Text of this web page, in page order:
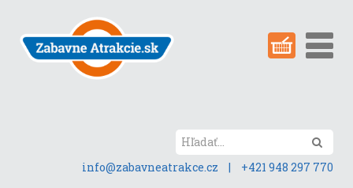
obsah
stránky
info@zabavneatrakce.cz
| +421 948 297 770